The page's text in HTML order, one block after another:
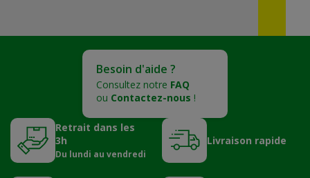
Besoin d'aide ?
Consultez notre FAQ
ou Contactez-nous !
Retrait dans les
3h
Du lundi au vendredi
Livraison rapide